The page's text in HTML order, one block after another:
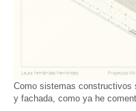
Como sistemas constructivos
y fachada, como ya he